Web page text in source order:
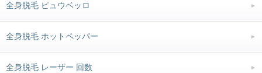
全身脱毛 ピュウベッロ
全身脱毛 ホットペッパー
全身脱毛 レーザー 回数